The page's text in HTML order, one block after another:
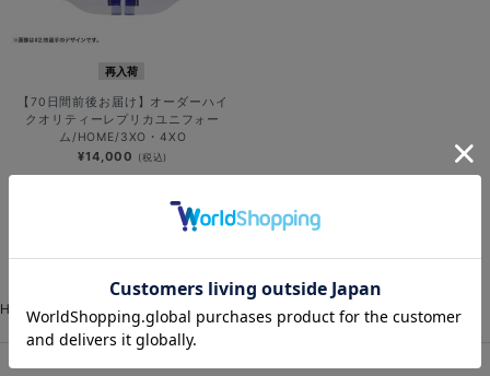
再入荷
【70日間前後お届け】オーダーハイ
クオリティーレプリカユニフォー
ム/HOME/3XO・4XO
¥14,000 (税込)
1
HOME VISITOR イベントユニフォーム 圧着シート